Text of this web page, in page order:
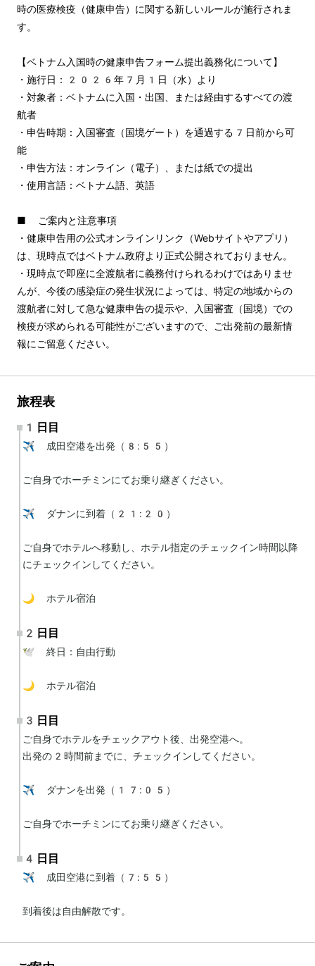
時の医療検疫（健康申告）に関する新しいルールが施行されま
す。
【ベトナム入国時の健康申告フォーム提出義務化について】
・施行日：2026年7月1日（水）より
・対象者：ベトナムに入国・出国、または経由するすべての渡
航者
・申告時期：入国審査（国境ゲート）を通過する7日前から可
能
・申告方法：オンライン（電子）、または紙での提出
・使用言語：ベトナム語、英語
■ ご案内と注意事項
・健康申告用の公式オンラインリンク（Webサイトやアプリ）
は、現時点ではベトナム政府より正式公開されておりません。
・現時点で即座に全渡航者に義務付けられるわけではありませ
んが、今後の感染症の発生状況によっては、特定の地域からの
渡航者に対して急な健康申告の提示や、入国審査（国境）での
検疫が求められる可能性がございますので、ご出発前の最新情
報にご留意ください。
旅程表
1日目
✈️ 成田空港を出発（8:55）
ご自身でホーチミンにてお乗り継ぎください。
✈️ ダナンに到着（21:20）
ご自身でホテルへ移動し、ホテル指定のチェックイン時間以降
にチェックインしてください。
🌙 ホテル宿泊
2日目
🕊 終日：自由行動
🌙 ホテル宿泊
3日目
ご自身でホテルをチェックアウト後、出発空港へ。
出発の2時間前までに、チェックインしてください。
✈️ ダナンを出発（17:05）
ご自身でホーチミンにてお乗り継ぎください。
4日目
✈️ 成田空港に到着（7:55）
到着後は自由解散です。